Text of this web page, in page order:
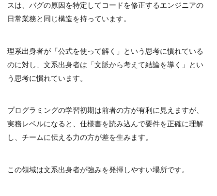
スは、バグの原因を特定してコードを修正するエンジニアの
日常業務と同じ構造を持っています。
理系出身者が「公式を使って解く」という思考に慣れている
のに対し、文系出身者は「文脈から考えて結論を導く」とい
う思考に慣れています。
プログラミングの学習初期は前者の方が有利に見えますが、
実務レベルになると、仕様書を読み込んで要件を正確に理解
し、チームに伝える力の方が差を生みます。
この領域は文系出身者が強みを発揮しやすい場所です。